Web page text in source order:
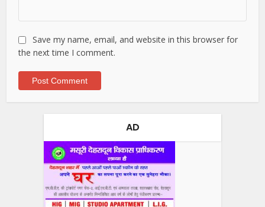
Save my name, email, and website in this browser for
the next time I comment.
AD